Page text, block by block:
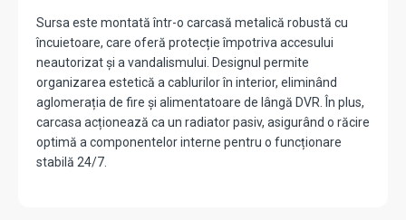
Sursa este montată într-o carcasă metalică robustă cu
încuietoare, care oferă protecție împotriva accesului
neautorizat și a vandalismului. Designul permite
organizarea estetică a cablurilor în interior, eliminând
aglomerația de fire și alimentatoare de lângă DVR. În plus,
carcasa acționează ca un radiator pasiv, asigurând o răcire
optimă a componentelor interne pentru o funcționare
stabilă 24/7.